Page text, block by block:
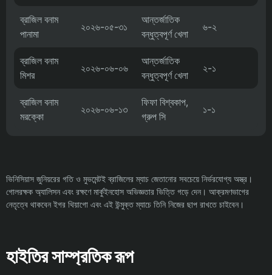
ব্রাজিল বনাম
পানামা
২০২৬-০৫-৩১
আন্তর্জাতিক
বন্ধুত্বপূর্ণ খেলা
৬-২
ব্রাজিল বনাম
মিশর
২০২৬-০৬-০৬
আন্তর্জাতিক
বন্ধুত্বপূর্ণ খেলা
২-১
ব্রাজিল বনাম
মরক্কো
২০২৬-০৬-১৩
ফিফা বিশ্বকাপ,
গ্রুপ সি
১-১
ভিনিসিয়াস জুনিয়রের গতি ও মুভমেন্টই ব্রাজিলের ম্যাচ জেতানোর সবচেয়ে নির্ভরযোগ্য অস্ত্র।
গোলরক্ষক অ্যালিসন এবং রক্ষণে মার্কুইনহোস অভিজ্ঞতার ভিত্তি গড়ে দেন। আক্রমণভাগের
নেতৃত্বে থাকবেন ইগর থিয়াগো এবং এই উন্মুক্ত ম্যাচে তিনি নিজের ছাপ রাখতে চাইবেন।
হাইতির সাম্প্রতিক রূপ